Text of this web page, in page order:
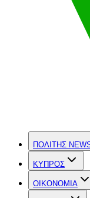
ΠΟΛΙΤΗΣ
ΚΥΠΡΟΣ
OIKONOMIA